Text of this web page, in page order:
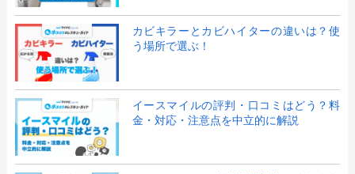
カビキラーとカビハイターの違いは？使
う場所で選ぶ！
イースマイルの評判・口コミはどう？料
金・対応・注意点を中立的に解説